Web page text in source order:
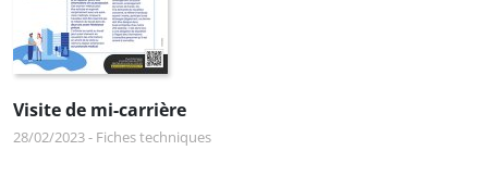
Visite de mi-carrière
28/02/2023- Fiches techniques